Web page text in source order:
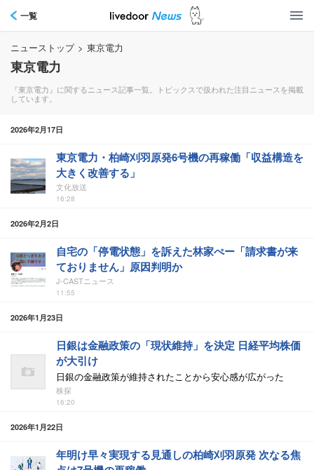
一覧
ニューストップ > 東京電力
東京電力
『東京電力』に関するニュース記事一覧。トピックスで扱われた注目ニュースを掲載
しています。
2026年2月17日
東京電力・柏崎刈羽原発6号機の再稼働「収益構造を
大きく改善する」
文化放送
16:28
2026年2月2日
自宅の「停電状態」を訴えた林家ぺー「請求書が来
ておりません」原因判明か
J-CASTニュース
11:55
2026年1月23日
日銀は金融政策の「現状維持」を決定 日経平均株価
が大引け
日銀の金融政策が維持されたことから安心感が広がった
株探
16:20
2026年1月22日
年明け早々実現する見通しの柏崎刈羽原発 次なる焦